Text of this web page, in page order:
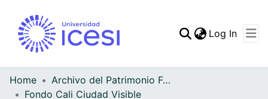
Log In
Home
Archivo del Patrimonio Fotográfico y Fílmico del Valle del Cauca
Fondo Cali Ciudad Visible